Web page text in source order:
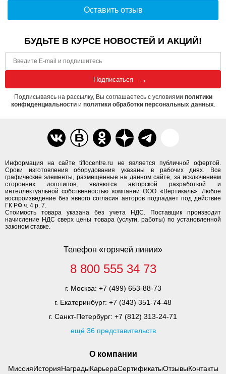
Оставить отзыв
О компании
МиссияИсторияНаградыКарьераСертификатыОтзывыКонтакты
Информация на сайте tiflocentre.ru не является публичной офертой.
Сроки изготовления оборудования указаны в рабочих днях. Все
графические элементы, размещенные на данном сайте, за исключением
сторонних логотипов, являются авторской разработкой и
интеллектуальной собственностью компании ООО «Вертикаль». Любое
воспроизведение без явного согласия авторов подпадает под действие
ГК РФ ч. 4 р. 7.
Стоимость товара указана без учета НДС. Поставщик производит
начисление НДС сверх цены товара (услуги, работы) по установленной
законом ставке.
Телефон «горячей линии»
8 800 555 34 73
г. Москва: +7 (499) 653-88-73
г. Екатеринбург: +7 (343) 351-74-48
г. Санкт-Петербург: +7 (812) 313-24-71
ещё 36 представительств
БУДЬТЕ В КУРСЕ НОВОСТЕЙ И АКЦИЙ!
Подписаться
Подписываясь на рассылку, Вы соглашаетесь с условиями политики
конфиденциальностии политики обработки персональных данных.